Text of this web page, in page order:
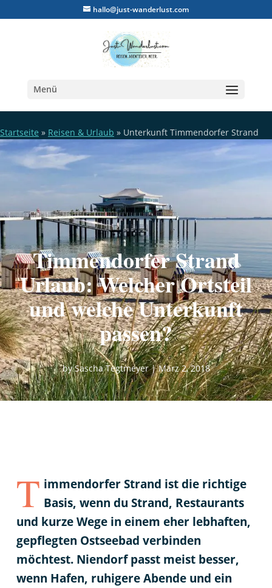
hallo@just-wanderlust.com
Menü
Startseite » Reisen & Urlaub » Unterkunft Timmendorfer Strand
Timmendorfer Strand
Urlaub: Welcher Ortsteil
und welche Unterkunft
passen?
bySascha Tegtmeyer|März 2, 2018
T immendorfer Strand ist die richtige
Basis, wenn du Strand, Restaurants
und kurze Wege in einem eher lebhaften,
gepflegten Ostseebad verbinden
möchtest. Niendorf passt meist besser,
wenn Hafen, ruhigere Abende und ein